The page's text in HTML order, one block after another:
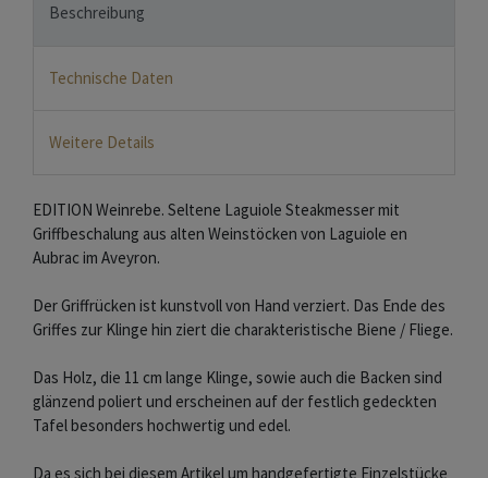
Beschreibung
Technische Daten
Weitere Details
EDITION Weinrebe. Seltene Laguiole Steakmesser mit
Griffbeschalung aus alten Weinstöcken von Laguiole en
Aubrac im Aveyron.
Der Griffrücken ist kunstvoll von Hand verziert. Das Ende des
Griffes zur Klinge hin ziert die charakteristische Biene / Fliege.
Das Holz, die 11 cm lange Klinge, sowie auch die Backen sind
glänzend poliert und erscheinen auf der festlich gedeckten
Tafel besonders hochwertig und edel.
Da es sich bei diesem Artikel um handgefertigte Einzelstücke